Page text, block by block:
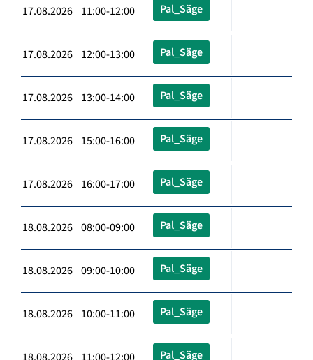
17.08.2026 11:00-12:00 Pal_Säge
17.08.2026 12:00-13:00 Pal_Säge
17.08.2026 13:00-14:00 Pal_Säge
17.08.2026 15:00-16:00 Pal_Säge
17.08.2026 16:00-17:00 Pal_Säge
18.08.2026 08:00-09:00 Pal_Säge
18.08.2026 09:00-10:00 Pal_Säge
18.08.2026 10:00-11:00 Pal_Säge
Pal_Säge